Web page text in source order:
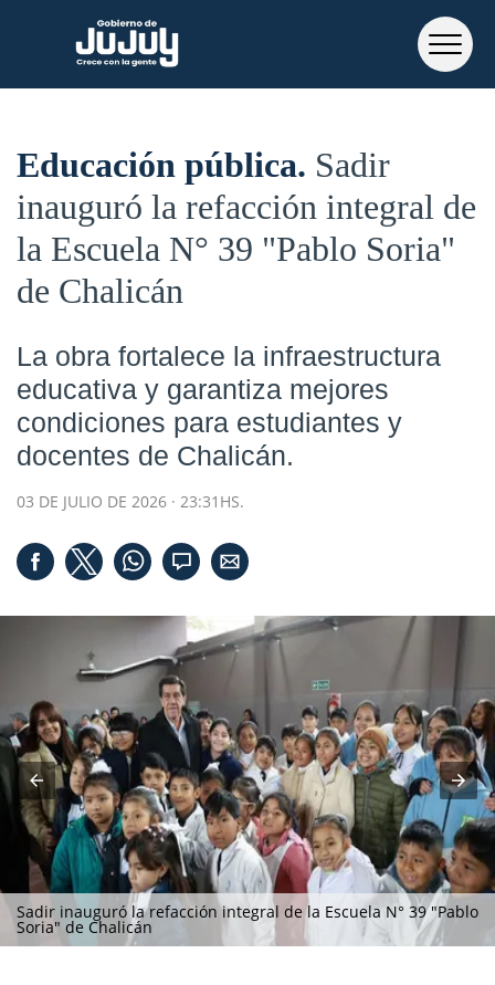
Educación pública Sadir
inauguró la refacción integral de
la Escuela N° 39 "Pablo Soria"
de Chalicán
La obra fortalece la infraestructura
educativa y garantiza mejores
condiciones para estudiantes y
docentes de Chalicán.
03 DE JULIO DE 2026 · 23:31HS.
Sadir inauguró la refacción integral de la Escuela N° 39 "Pablo
Soria" de Chalicán